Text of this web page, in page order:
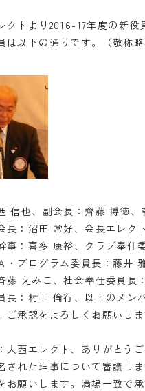
クトより2016-17年度の新役
は以下の通りです。（敬称略
信也、副会長：齊藤 博徳、
長：沼田 常好、会長エレク
事：喜多 康裕、クラブ奉仕
・プログラム委員長：藤井
藤 えみこ、社会奉仕委員長
長：村上 倫行、以上のメン
ご承認をよろしくお願いしま
大西エレクト、ありがとう
された理事について審議し
お願いします。満場一致で承